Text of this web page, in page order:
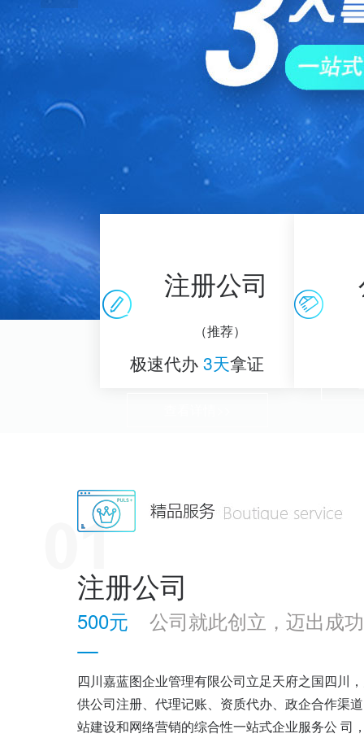
注册公司
（推荐）
极速代办 3天拿证
注册公司
500元 公司就此创立，迈出成
四川嘉蓝图企业管理有限公司立足天府之国四川
供公司注册、代理记账、资质代办、政企合作渠
站建设和网络营销的综合性一站式企业服务公 司